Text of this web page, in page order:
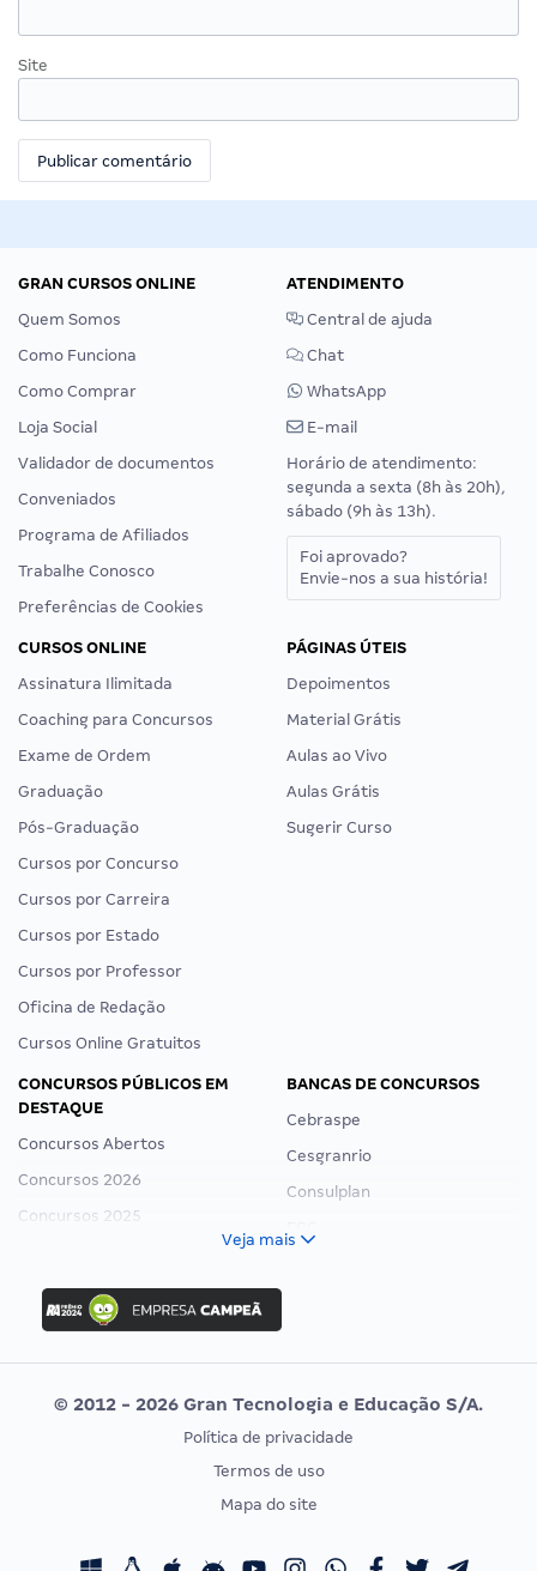
Site
GRAN CURSOS ONLINE
Quem Somos
Como Funciona
Como Comprar
Loja Social
Validador de documentos
Conveniados
Programa de Afiliados
Trabalhe Conosco
Preferências de Cookies
ATENDIMENTO
Central de ajuda
Chat
WhatsApp
E-mail
Horário de atendimento:
segunda a sexta (8h às 20h),
sábado (9h às 13h).
Foi aprovado?
Envie-nos a sua história!
CURSOS ONLINE
Assinatura Ilimitada
Coaching para Concursos
Exame de Ordem
Graduação
Pós-Graduação
Cursos por Concurso
Cursos por Carreira
Cursos por Estado
Cursos por Professor
Oficina de Redação
Cursos Online Gratuitos
PÁGINAS ÚTEIS
Depoimentos
Material Grátis
Aulas ao Vivo
Aulas Grátis
Sugerir Curso
CONCURSOS PÚBLICOS EM
DESTAQUE
Concursos Abertos
Concursos 2026
Concursos 2025
Concurso Ibama
Concurso MPU
Editais publicados
BANCAS DE CONCURSOS
Cebraspe
Cesgranrio
Consulplan
Vunesp
CONCURSOS POR PROFISSÃO
Concursos Fiscais
EXAME DE ORDEM
Calendário OAB
Veja mais
© 2012 - 2026 Gran Tecnologia e Educação S/A.
Política de privacidade
Termos de uso
Mapa do site